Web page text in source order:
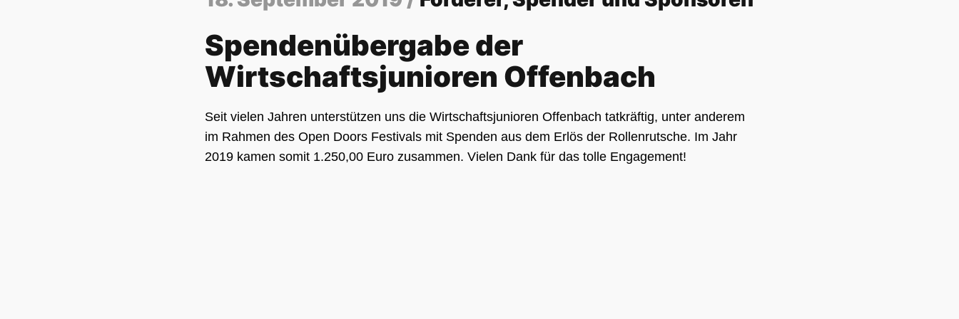
Spendenübergabe der
Wirtschaftsjunioren Offenbach
Seit vielen Jahren unterstützen uns die Wirtschaftsjunioren Offenbach tatkräftig, unter anderem
im Rahmen des Open Doors Festivals mit Spenden aus dem Erlös der Rollenrutsche. Im Jahr
2019 kamen somit 1.250,00 Euro zusammen. Vielen Dank für das tolle Engagement!